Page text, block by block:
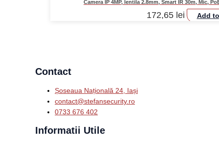
Camera IP 4MP, lentila 2.8mm, Smart IR 30m, Mic,
172,65 lei Add
Contact
Șoseaua Națională 24, Iași
contact@stefansecurity.ro
0733 676 402
Informatii Utile